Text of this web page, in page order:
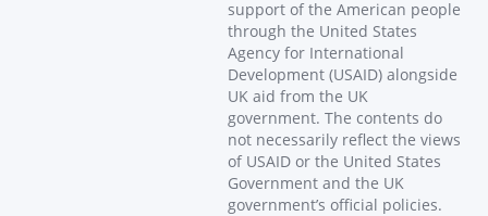
support of the American people
through the United States
Agency for International
Development (USAID) alongside
UK aid from the UK
government. The contents do
not necessarily reflect the views
of USAID or the United States
Government and the UK
government’s official policies.